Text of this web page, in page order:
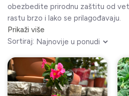
obezbedite prirodnu zaštitu od
rastu brzo i lako se prilagođavaju.
Prikaži više
Sortiraj: